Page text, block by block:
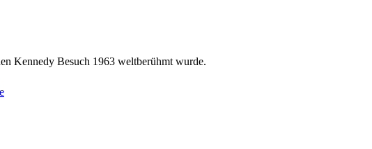
Kennedy Besuch 1963 weltberühmt wurde.